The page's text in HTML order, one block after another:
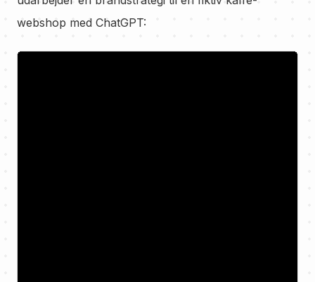
webshop med ChatGPT: